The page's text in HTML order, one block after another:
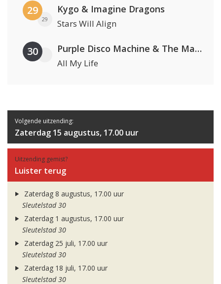
29
29
Kygo & Imagine Dragons
Stars Will Align
30 Purple Disco Machine & The Magician
All My Life
Volgende uitzending:
Zaterdag 15 augustus, 17.00 uur
Uitzending gemist?
Luister terug
Zaterdag 8 augustus, 17.00 uur
Sleutelstad 30
Zaterdag 1 augustus, 17.00 uur
Sleutelstad 30
Zaterdag 25 juli, 17.00 uur
Sleutelstad 30
Zaterdag 18 juli, 17.00 uur
Sleutelstad 30